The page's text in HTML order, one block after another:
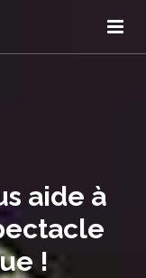
aide à
!